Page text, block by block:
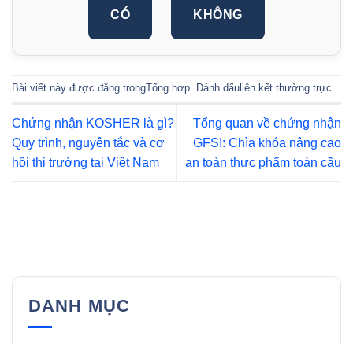
CÓ KHÔNG
Bài viết này được đăng trongTổng hợp. Đánh dấu liên kết thường trực.
Chứng nhận KOSHER là gì?
Quy trình, nguyên tắc và cơ
hội thị trường tại Việt Nam
Tổng quan về chứng nhận
GFSI: Chìa khóa nâng cao
an toàn thực phẩm toàn cầu
DANH MỤC